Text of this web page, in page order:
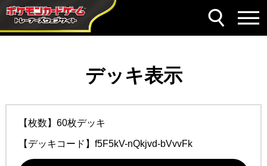
デッキ表示
【枚数】60枚デッキ
【デッキコード】 f5F5kV-nQkjvd-bVvvFk